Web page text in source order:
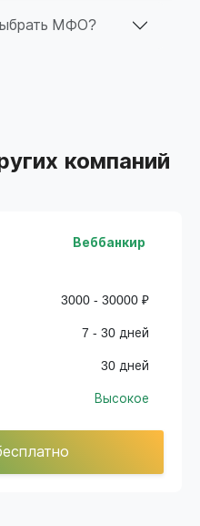
МФО?
компаний
Веббанкир
3000 - 30000 ₽
7 - 30 дней
30 дней
Высокое